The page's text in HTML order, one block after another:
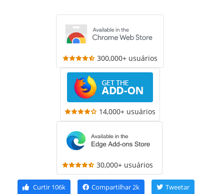
300,000+ usuários
14,000+ usuários
30,000+ usuários
Curtir 106k Compartilhar2k Tweetar